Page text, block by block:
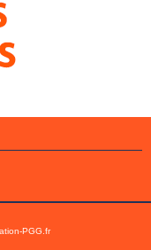
PGG.fr